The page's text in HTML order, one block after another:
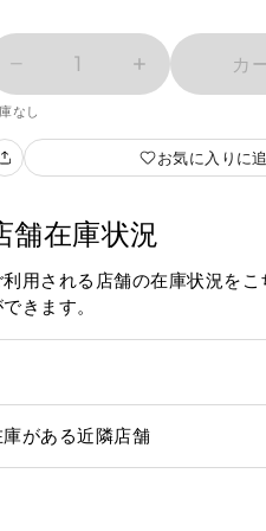
1 カ
なし
お気に入りに
舗在庫状況
利用される店舗の在庫状況をこ
きます。
庫がある近隣店舗